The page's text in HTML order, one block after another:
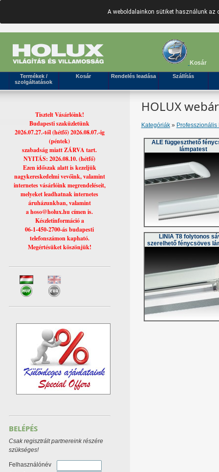
A weboldalainkon sütiket használunk
Kosár
Termékek /
szolgáltatások
Kosár Rendelés leadása Szállítás
HOLUX
Kategóriák»
ALE függeszthető
lámpatest
LINIA T8 folytonos
szerelhető fénycsöves
Tisztelt Vásárlóink!
Budapesti szaküzletünk
2026.07.27.-től (hétfő) 2026.08.07.-ig
(péntek)
szabadság miatt ZÁRVA tart.
NYITÁS: 2026.08.10. (hétfő)
Ezen időszak alatt is kezeljük
nagykereskedelmi vevőink, valamint
internetes vásárlóink megrendeléseit,
melyeket leadhatnak internetes
áruházunkban, valamint
a hoso@holux.hu címen is.
Készletinformáció a
06-1-450-2700-ás budapesti
telefonszámon kapható.
Megértésüket köszönjük!
BELÉPÉS
Csak regisztrált partnereink részére
szükséges!
Felhasználónév